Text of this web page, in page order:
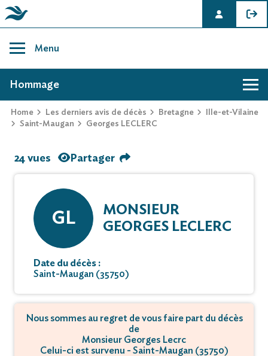
content
Menu
AVIS DE DÉCÈS DE GEORGES LECLERC
Home Les derniers avis de décès Bretagne
Ille-et-Vilaine
Saint-Maugan
Georges LECLERC
Hommage
24 vues Partager
GL
MONSIEUR
GEORGES LECLERC
Date du décès :
Saint-Maugan (35750)
Nous sommes au regret de vous faire part du décès
de
Monsieur Georges Lecrc
Celui-ci est survenu - Saint-Maugan (35750)